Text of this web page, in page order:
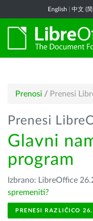
English 中文 (
Prenosi / Prenesi
Prenesi
Glavni
program
Izbrano: LibreOffice
spremeniti?
PRENESI RAZLIČICO